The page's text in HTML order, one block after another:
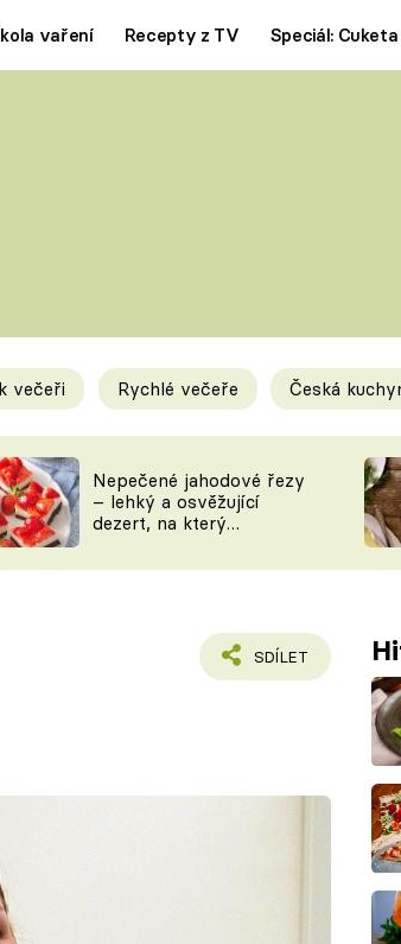
vaření Recepty z TV Speciál: Cuketa
a triky
ZA JÍDLEM
ČASOPIS
večeři Rychlé večeře Česká
Nepečené jahodové řezy
– lehký a osvěžující
dezert, na který
SDÍLET